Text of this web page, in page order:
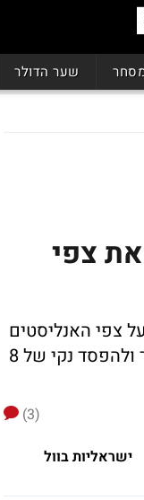
מסחר שער הדולר
צפי
מעל צפי האנליסטים
להכנסות של 300 מיליון דולר; החברה עברה להפסד תפעולי של 43.5 מיליון דולר ולהפסד נקי של 8
(3)
ישראליות בוול